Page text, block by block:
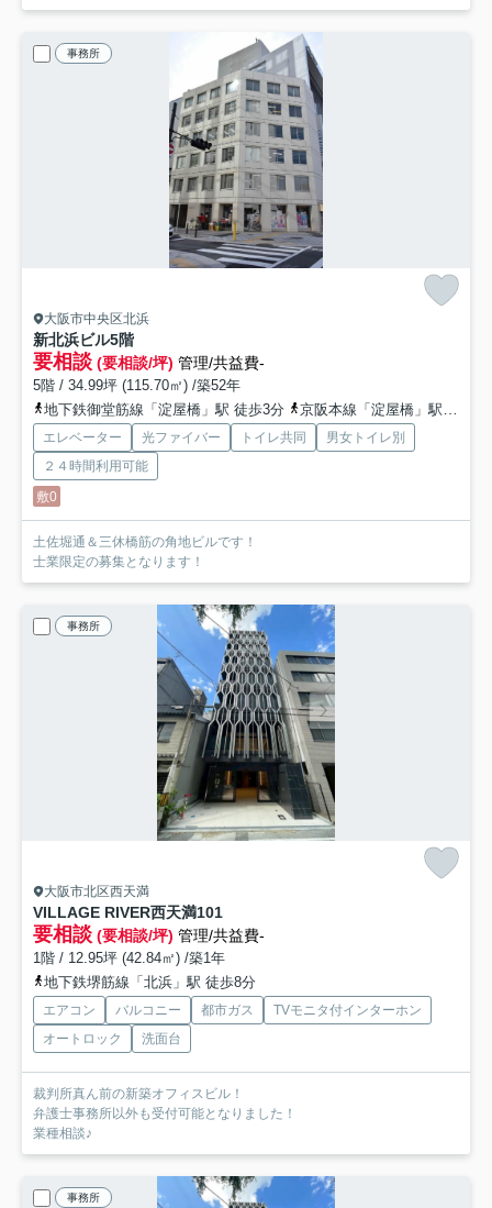
事務所
大阪市中央区北浜
新北浜ビル5階
要相談 (要相談/坪) 管理/共益費-
5階 / 34.99坪 (115.70㎡) /築52年
地下鉄御堂筋線「淀屋橋」駅 徒歩3分
京阪本線「淀屋橋」駅 徒歩1分
エレベーター 光ファイバー トイレ共同
男女トイレ別
２４時間利用可能
敷0
土佐堀通＆三休橋筋の角地ビルです！
士業限定の募集となります！
事務所
大阪市北区西天満
VILLAGE RIVER西天満101
要相談 (要相談/坪) 管理/共益費-
1階 / 12.95坪 (42.84㎡) /築1年
地下鉄堺筋線「北浜」駅 徒歩8分
エアコン バルコニー 都市ガス
TVモニタ付インターホン
オートロック
洗面台
裁判所真ん前の新築オフィスビル！
弁護士事務所以外も受付可能となりました！
業種相談♪
事務所